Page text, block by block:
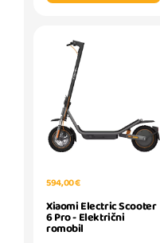
594,00 €
Xiaomi Electric Scooter
6 Pro - Električni
romobil